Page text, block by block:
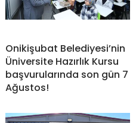
Onikişubat Belediyesi’nin
Üniversite Hazırlık Kursu
başvurularında son gün 7
Ağustos!